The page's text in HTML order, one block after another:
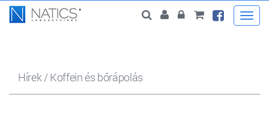
Hírek/Koffein és bőrápolás